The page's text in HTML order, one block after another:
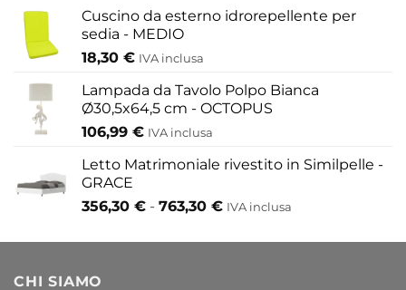
433,30 €
Cuscino da esterno idrorepellente per
sedia - MEDIO
18,30 € IVA inclusa
Lampada da Tavolo Polpo Bianca
Ø30,5x64,5 cm - OCTOPUS
106,99 € IVA inclusa
Letto Matrimoniale rivestito in Similpelle -
GRACE
356,30 € - 763,30 €Fascia
prezzo:
IVA inclusa
CHI SIAMO